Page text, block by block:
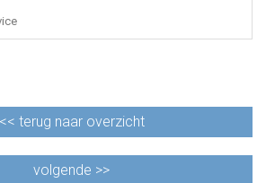
<< terug naar overzicht
volgende >>